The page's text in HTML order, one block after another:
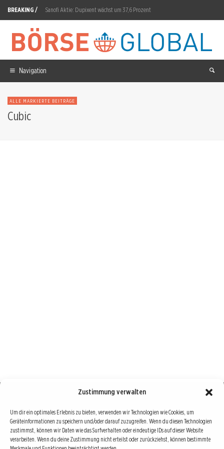
Zustimmung verwalten
Um dir ein optimales Erlebnis zu bieten, verwenden wir Technologien wie Cookies, um
Geräteinformationen zu speichern und/oder darauf zuzugreifen. Wenn du diesen Technologien
zustimmst, können wir Daten wie das Surfverhalten oder eindeutige IDs auf dieser Website
verarbeiten. Wenn du deine Zustimmung nicht erteilst oder zurückziehst, können bestimmte
BREAKING / Sanofi Aktie: Dupixent wächst um 37,6 Prozent
Allgeier Aktie: EBT zwölffach auf 1,2 Millionen
SK Hynix Aktie: Entscheidet die Kapitalrückgabe über die nächste Kursrichtung?
Navigation
ALLE MARKIERTE BEITRÄGE
Cubic
Börse : lokal, international, global
Erfolgreiche Börsengeschäfte bedingen vor allem drei Dinge: Verlässliche Informationen,
richtige Interpretationen und unabhängige Informationsquellen. Diese drei Bausteine sind